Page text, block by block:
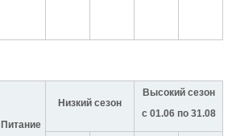
Питание
Низкий сезон
Высокий сезон
с 01.06 по 31.08